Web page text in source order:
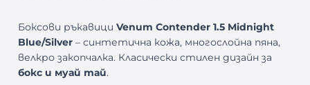
Боксови ръкавици Venum Contender 1.5 Midnight
Blue/Silver– синтетична кожа, многослойна пяна,
велкро закопчалка. Класически стилен дизайн за
бокс и муай тай.